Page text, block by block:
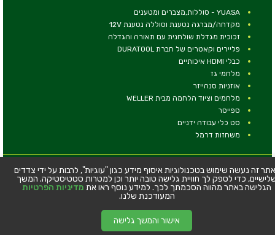
YUASA - סוללות,מצברים ומטענים
מקדחה/מברגה נטענת וסוללה נטענת 12V
זכוכית מגדלת שולחנית עם תאורה והגדלה
פליירים וקאטרים של חברת DURATOOL
כבלי HDMI איכותיים
מלחמי גז
אוזניות סנהייזר
מלחמים וציוד הלחמה מבית WELLER
ספייסר
סט כלי עבודה ידניים
משחזות דרמל
© כל הזכויות שמורות - טלמיר אלקטרוניקה בע''מ
כתובת: דרך העצמאות 63, חיפה
טלפון:04-8534564
זה נעשה שימוש בטכנולוגיות איסוף מידע כגון "עוגיות", לרבות על ידי צדדים
כדי לספק לך חוויית גלישה טובה יותר וכן למטרות סטטיסטיקה. המשך
הגלישה באתר מהווה הסכמתך לכך. למידע נוסף ראו את מדיניות הפרטיות
המעודכנת שלנו.
אישור והמשך גלישה